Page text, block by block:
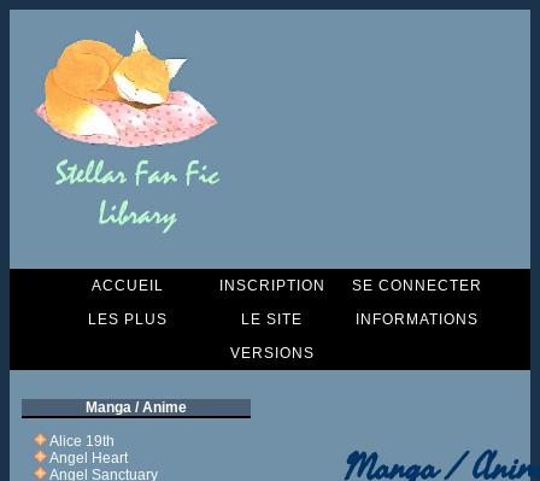
ACCUEIL INSCRIPTION
SE CONNECTER
LES PLUS
LE SITE
INFORMATIONS
VERSIONS
Manga / Anime
Alice 19th
Angel Heart
Angel Sanctuary
Manga /